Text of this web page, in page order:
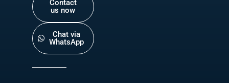
Contact
us now
Chat via
WhatsApp